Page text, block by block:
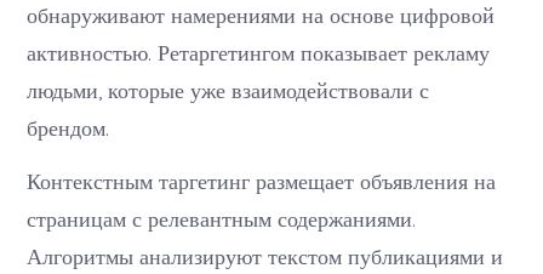
обнаруживают намерениями на основе цифровой
активностью. Ретаргетингом показывает рекламу
людьми, которые уже взаимодействовали с
брендом.
Контекстным таргетинг размещает объявления на
страницам с релевантным содержаниями.
Алгоритмы анализируют текстом публикациями и